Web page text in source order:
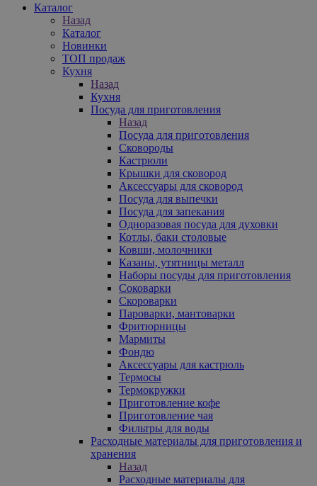
Каталог
Назад
Каталог
Новинки
ТОП продаж
Кухня
Назад
Кухня
Посуда для приготовления
Назад
Посуда для приготовления
Сковороды
Кастрюли
Крышки для сковород
Аксессуары для сковород
Посуда для выпечки
Посуда для запекания
Одноразовая посуда для духовки
Котлы, баки столовые
Ковши, молочники
Казаны, утятницы металл
Наборы посуды для приготовления
Соковарки
Скороварки
Пароварки, мантоварки
Фритюрницы
Мармиты
Фондю
Аксессуары для кастрюль
Термосы
Термокружки
Приготовление кофе
Приготовление чая
Фильтры для воды
Расходные материалы для приготовления и
хранения
Назад
Расходные материалы для